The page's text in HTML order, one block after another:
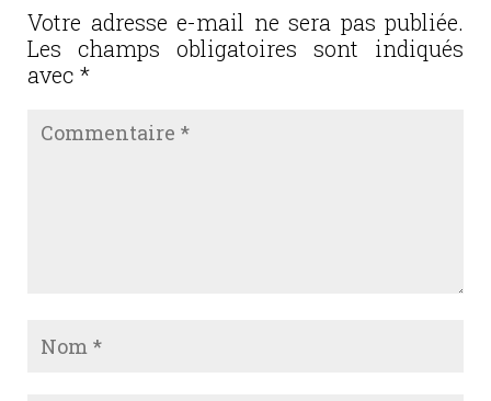
Votre adresse e-mail ne sera pas publiée.
Les champs obligatoires sont indiqués
avec *